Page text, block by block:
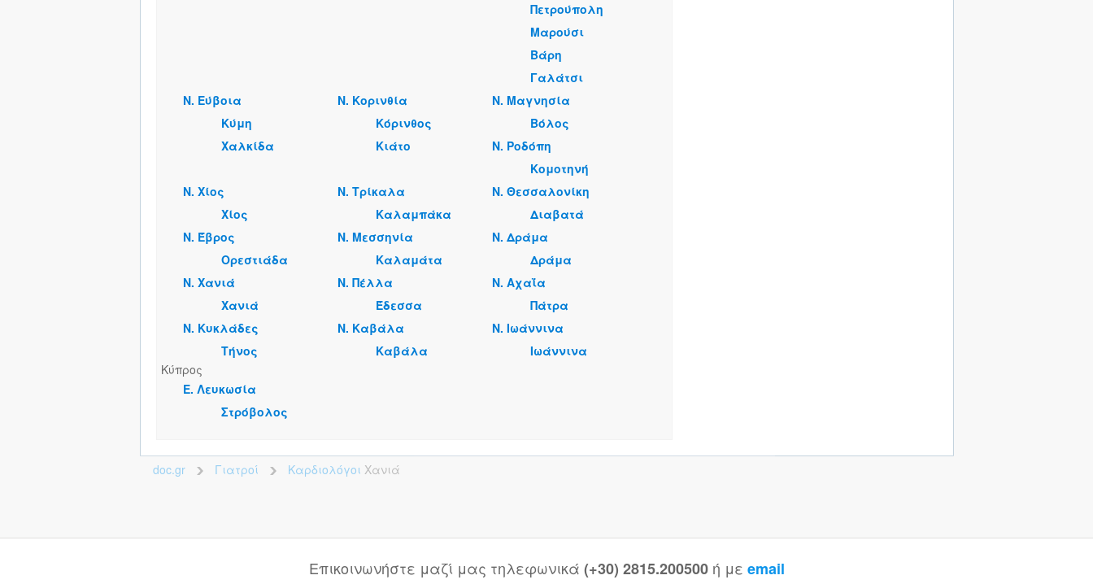
Πετρούπολη
Μαρούσι
Βάρη
Γαλάτσι
Ν. Εύβοια
Κύμη
Χαλκίδα
Ν. Κορινθία
Κόρινθος
Κιάτο
Ν. Μαγνησία
Βόλος
Ν. Ροδόπη
Κομοτηνή
Ν. Χίος
Χίος
Ν. Τρίκαλα
Καλαμπάκα
Ν. Θεσσαλονίκη
Διαβατά
Ν. Έβρος
Ορεστιάδα
Ν. Μεσσηνία
Καλαμάτα
Ν. Δράμα
Δράμα
Ν. Χανιά
Χανιά
Ν. Πέλλα
Έδεσσα
Ν. Αχαΐα
Πάτρα
Ν. Κυκλάδες
Τήνος
Ν. Καβάλα
Καβάλα
Ν. Ιωάννινα
Ιωάννινα
Κύπρος
Ε. Λευκωσία
Στρόβολος
doc.gr >Γιατροί >
Καρδιολόγοι Χανιά
Επικοινωνήστε μαζί μας τηλεφωνικά (+30) 2815.200500 ή με email